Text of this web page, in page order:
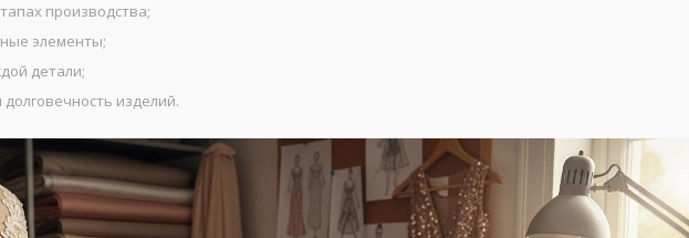
производства;
элементы;
детали;
изделий.